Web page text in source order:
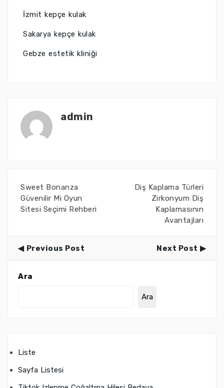
İzmit kepçe kulak
Sakarya kepçe kulak
Gebze estetik kliniği
admin
Sweet Bonanza
Güvenilir Mi Oyun
Sitesi Seçimi Rehberi
Diş Kaplama Türleri
Zirkonyum Diş
Kaplamasının
Avantajları
Previous Post Next Post
Ara
Ara
Liste
Sayfa Listesi